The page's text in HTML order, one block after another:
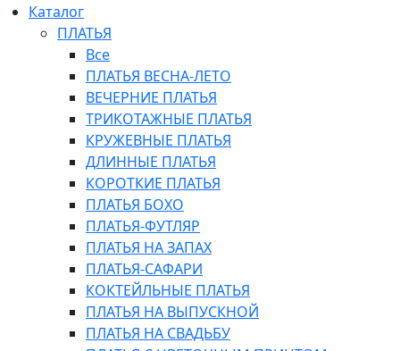
Каталог
ПЛАТЬЯ
Все
ПЛАТЬЯ ВЕСНА-ЛЕТО
ВЕЧЕРНИЕ ПЛАТЬЯ
ТРИКОТАЖНЫЕ ПЛАТЬЯ
КРУЖЕВНЫЕ ПЛАТЬЯ
ДЛИННЫЕ ПЛАТЬЯ
КОРОТКИЕ ПЛАТЬЯ
ПЛАТЬЯ БОХО
ПЛАТЬЯ-ФУТЛЯР
ПЛАТЬЯ НА ЗАПАХ
ПЛАТЬЯ-САФАРИ
КОКТЕЙЛЬНЫЕ ПЛАТЬЯ
ПЛАТЬЯ НА ВЫПУСКНОЙ
ПЛАТЬЯ НА СВАДЬБУ